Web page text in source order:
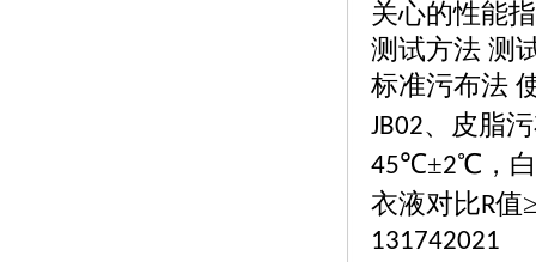
关心的性能
测试方法 测
标准污布法
JB02、皮脂
45℃±2℃，
衣液对比R值
131742021